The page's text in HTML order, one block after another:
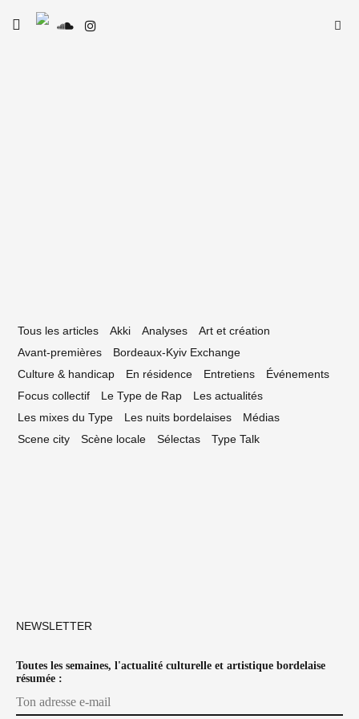
Skip
toggle
Tous les articles Akki Analyses
Art et création
Avant-premières
Bordeaux-Kyiv Exchange
Culture & handicap
En résidence Entretiens
Événements
Focus collectif
Le Type de Rap
Les actualités
Les mixes du Type
Les nuits bordelaises
Médias
Scene city
Scène locale Sélectas Type Talk
NEWSLETTER
Toutes les semaines, l'actualité culturelle et artistique bordelaise
résumée :